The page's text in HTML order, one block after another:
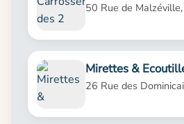
50 Rue de
Mirettes &
26 Rue des